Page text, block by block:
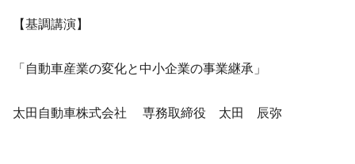
【基調講演】
「自動車産業の変化と中小企業の事業継承」
太田自動車株式会社 専務取締役 太田 辰弥